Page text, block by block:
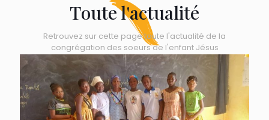
Toute l'actualité
Retrouvez sur cette page toute l'actualité de la
congrégation des soeurs de l'enfant Jésus